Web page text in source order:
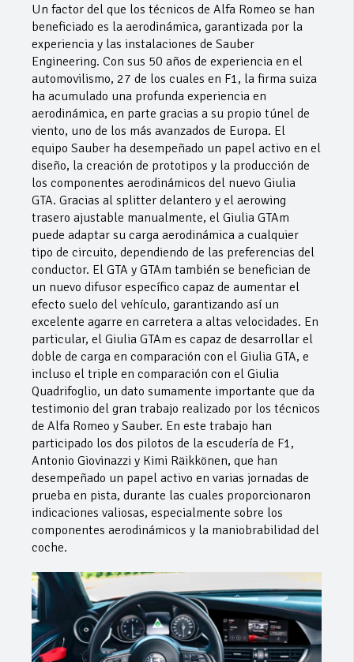
Un factor del que los técnicos de Alfa Romeo se han
beneficiado es la aerodinámica, garantizada por la
experiencia y las instalaciones de Sauber
Engineering. Con sus 50 años de experiencia en el
automovilismo, 27 de los cuales en F1, la firma suiza
ha acumulado una profunda experiencia en
aerodinámica, en parte gracias a su propio túnel de
viento, uno de los más avanzados de Europa. El
equipo Sauber ha desempeñado un papel activo en el
diseño, la creación de prototipos y la producción de
los componentes aerodinámicos del nuevo Giulia
GTA. Gracias al splitter delantero y el aerowing
trasero ajustable manualmente, el Giulia GTAm
puede adaptar su carga aerodinámica a cualquier
tipo de circuito, dependiendo de las preferencias del
conductor. El GTA y GTAm también se benefician de
un nuevo difusor específico capaz de aumentar el
efecto suelo del vehículo, garantizando así un
excelente agarre en carretera a altas velocidades. En
particular, el Giulia GTAm es capaz de desarrollar el
doble de carga en comparación con el Giulia GTA, e
incluso el triple en comparación con el Giulia
Quadrifoglio, un dato sumamente importante que da
testimonio del gran trabajo realizado por los técnicos
de Alfa Romeo y Sauber. En este trabajo han
participado los dos pilotos de la escudería de F1,
Antonio Giovinazzi y Kimi Räikkönen, que han
desempeñado un papel activo en varias jornadas de
prueba en pista, durante las cuales proporcionaron
indicaciones valiosas, especialmente sobre los
componentes aerodinámicos y la maniobrabilidad del
coche.